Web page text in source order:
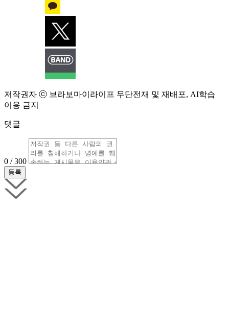
저작권자 ⓒ 브라보마이라이프 무단전재 및 재배포, AI학습
이용 금지
댓글
0 / 300